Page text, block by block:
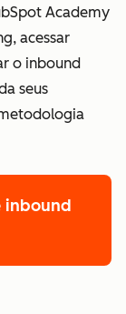
Academy
acessar
o inbound
seus
inbound